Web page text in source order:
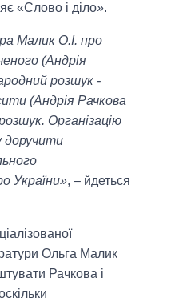
«Слово і діло».
Малик О.І. про
(Андрія
розшук -
(Андрія Рачкова
Організацію
доручити
України», – йдеться
Ольга Малик
Рачкова і